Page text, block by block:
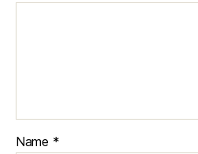
Name *